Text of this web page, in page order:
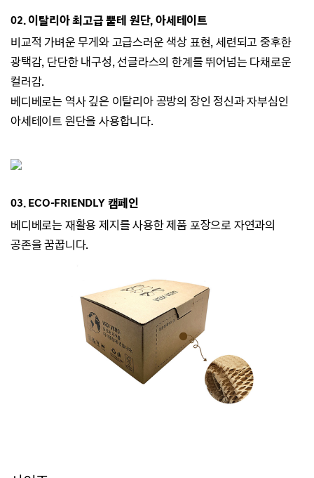
02. 이탈리아 최고급 뿔테 원단, 아세테이트
비교적 가벼운 무게와 고급스러운 색상 표현, 세련되고 중후한
광택감, 단단한 내구성, 선글라스의 한계를 뛰어넘는 다채로운
컬러감.
베디베로는 역사 깊은 이탈리아 공방의 장인 정신과 자부심인
아세테이트 원단을 사용합니다.
03. ECO-FRIENDLY 캠페인
베디베로는 재활용 제지를 사용한 제품 포장으로 자연과의
공존을 꿈꿉니다.